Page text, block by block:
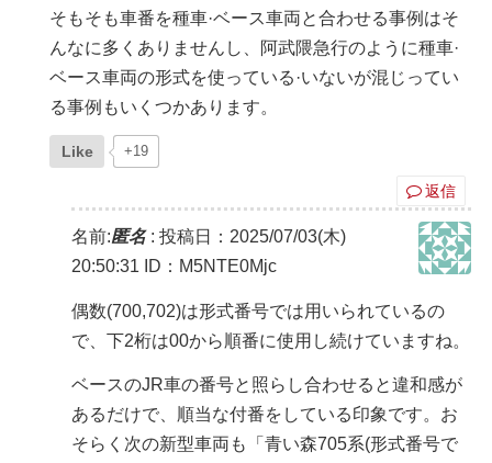
そもそも車番を種車·ベース車両と合わせる事例はそ
んなに多くありませんし、阿武隈急行のように種車·
ベース車両の形式を使っている·いないが混じってい
る事例もいくつかあります。
Like +19
返信
名前:匿名: 投稿日：2025/07/03(木)
20:50:31
ID：M5NTE0Mjc
偶数(700,702)は形式番号では用いられているの
で、下2桁は00から順番に使用し続けていますね。
ベースのJR車の番号と照らし合わせると違和感が
あるだけで、順当な付番をしている印象です。お
そらく次の新型車両も「青い森705系(形式番号で